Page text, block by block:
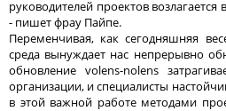
руководителей проектов возлагается
- пишет фрау Пайпе.
Переменчивая, как сегодняшняя
среда вынуждает нас непрерывно
обновление volens-nolens
организации, и специалисты
в этой важной работе методами